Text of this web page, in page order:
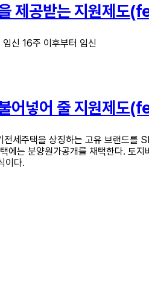
제공받는 지원제도
신 16주 이후부터 임신
어넣어 줄 지원제도
세주택을 상징하는 고유 브랜드
는 분양원가공개를 채택한다. 토
이다.